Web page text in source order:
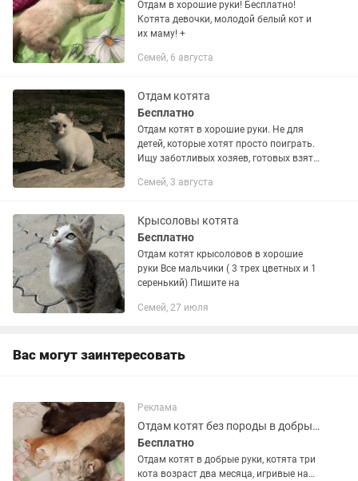
Отдам в хорошие руки! Бесплатно!
Котята девочки, молодой белый кот и
их маму! +
Семей, 6 августа
Отдам котята
Бесплатно
Отдам котят в хорошие руки. Не для
детей, которые хотят просто поиграть.
Ищу заботливых хозяев, готовых взять
мальчик белый девочка
Семей, 3 августа
Крысоловы котята
Бесплатно
Отдам котят крысоловов в хорошие
руки Все мальчики ( 3 трех цветных и 1
серенький) Пишите на
Семей, 27 июля
Вас могут заинтересовать
Реклама
Отдам котят без породы в добрые руки
Бесплатно
Отдам котят в добрые руки, котята три
кота возраст два месяца, игривые на